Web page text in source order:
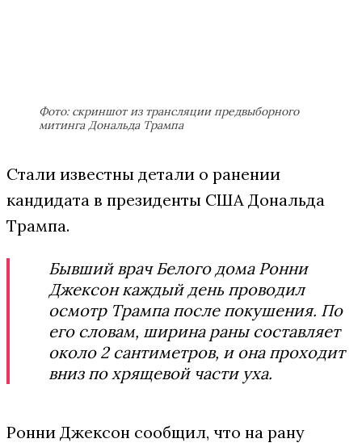
Фото: скриншот из трансляции предвыборного
митинга Дональда Трампа
Стали известны детали о ранении
кандидата в президенты США Дональда
Трампа.
Бывший врач Белого дома Ронни
Джексон каждый день проводил
осмотр Трампа после покушения. По
его словам, ширина раны составляет
около 2 сантиметров, и она проходит
вниз по хрящевой части уха.
Ронни Джексон сообщил, что на рану